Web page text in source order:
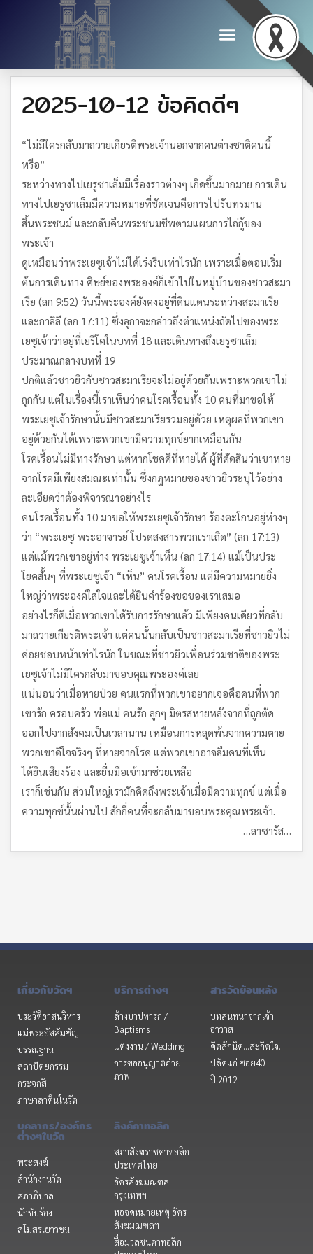
2025-10-12 ข้อคิดดีๆ
“ไม่มีใครกลับมาถวายเกียรติพระเจ้านอกจากคนต่างชาติคนนี้
หรือ”
ระหว่างทางไปเยรูซาเล็มมีเรื่องราวต่างๆ เกิดขึ้นมากมาย การเดิน
ทางไปเยรูซาเล็มมีความหมายที่ชัดเจนคือการไปรับทรมาน
สิ้นพระชนม์ และกลับคืนพระชนมชีพตามแผนการไถ่กู้ของ
พระเจ้า
ดูเหมือนว่าพระเยซูเจ้าไม่ได้เร่งรีบเท่าไรนัก เพราะเมื่อตอนเริ่ม
ต้นการเดินทาง ศิษย์ของพระองค์ก็เข้าไปในหมู่บ้านของชาวสะมา
เรีย (ลก 9:52) วันนี้พระองค์ยังคงอยู่ที่ดินแดนระหว่างสะมาเรีย
และกาลิลี (ลก 17:11) ซึ่งลูกาจะกล่าวถึงตำแหน่งถัดไปของพระ
เยซูเจ้าว่าอยู่ที่เยรีโคในบทที่ 18 และเดินทางถึงเยรูซาเล็ม
ประมาณกลางบทที่ 19
ปกติแล้วชาวยิวกับชาวสะมาเรียจะไม่อยู่ด้วยกันเพราะพวกเขาไม่
ถูกกัน แต่ในเรื่องนี้เราเห็นว่าคนโรคเรื้อนทั้ง 10 คนที่มาขอให้
พระเยซูเจ้ารักษานั้นมีชาวสะมาเรียรวมอยู่ด้วย เหตุผลที่พวกเขา
อยู่ด้วยกันได้เพราะพวกเขามีความทุกข์ยากเหมือนกัน
โรคเรื้อนไม่มีทางรักษา แต่หากโชคดีที่หายได้ ผู้ที่ตัดสินว่าเขาหาย
จากโรคมีเพียงสมณะเท่านั้น ซึ่งกฎหมายของชาวยิวระบุไว้อย่าง
ละเอียดว่าต้องพิจารณาอย่างไร
คนโรคเรื้อนทั้ง 10 มาขอให้พระเยซูเจ้ารักษา ร้องตะโกนอยู่ห่างๆ
ว่า “พระเยซู พระอาจารย์ โปรดสงสารพวกเราเถิด” (ลก 17:13)
แต่แม้พวกเขาอยู่ห่าง พระเยซูเจ้าเห็น (ลก 17:14) แม้เป็นประ
โยคสั้นๆ ที่พระเยซูเจ้า “เห็น” คนโรคเรื้อน แต่มีความหมายยิ่ง
ใหญ่ว่าพระองค์ใส่ใจและได้ยินคำร้องขอของเราเสมอ
อย่างไรก็ดีเมื่อพวกเขาได้รับการรักษาแล้ว มีเพียงคนเดียวที่กลับ
มาถวายเกียรติพระเจ้า แต่คนนั้นกลับเป็นชาวสะมาเรียที่ชาวยิวไม่
ค่อยชอบหน้าเท่าไรนัก ในขณะที่ชาวยิวเพื่อนร่วมชาติของพระ
เยซูเจ้าไม่มีใครกลับมาขอบคุณพระองค์เลย
แน่นอนว่าเมื่อหายป่วย คนแรกที่พวกเขาอยากเจอคือคนที่พวก
เขารัก ครอบครัว พ่อแม่ คนรัก ลูกๆ มิตรสหายหลังจากที่ถูกตัด
ออกไปจากสังคมเป็นเวลานาน เหมือนการหลุดพ้นจากความตาย
พวกเขาดีใจจริงๆ ที่หายจากโรค แต่พวกเขาอาจลืมคนที่เห็น
ได้ยินเสียงร้อง และยื่นมือเข้ามาช่วยเหลือ
เราก็เช่นกัน ส่วนใหญ่เรามักคิดถึงพระเจ้าเมื่อมีความทุกข์ แต่เมื่อ
ความทุกข์นั้นผ่านไป สักกี่คนที่จะกลับมาขอบพระคุณพระเจ้า.
…ลาซารัส…
เกี่ยวกับวัดฯ
ประวัติอาสนวิหาร
แม่พระอัสสัมชัญ
บรรณฐาน
สถาปัตยกรรม
กระจกสี
ภาษาลาตินในวัด
บริการต่างๆ
ล้างบาปทารก /
Baptisms
แต่งงาน / Wedding
การขออนุญาตถ่าย
ภาพ
สารวัดย้อนหลัง
บทสนทนาจากเจ้า
อาวาส
คิดสักนิด...สะกิดใจ...
ปลัดแก่ ซอย40
ปี 2012
บุคลากร/องค์กร
ต่างๆในวัด
พระสงฆ์
สำนักงานวัด
สภาภิบาล
นักขับร้อง
สโมสรเยาวชน
ลิงค์คาทอลิก
สภาสังฆราชคาทอลิก
ประเทศไทย
อัครสังฆมณฑล
กรุงเทพฯ
หอจดหมายเหตุ อัคร
สังฆมณฑลฯ
สื่อมวลชนคาทอลิก